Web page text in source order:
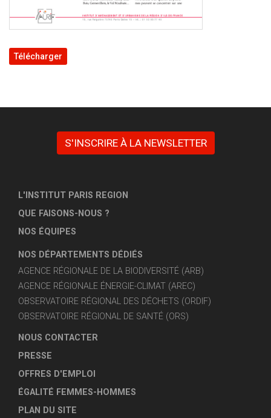
Télécharger
S'INSCRIRE À LA NEWSLETTER
L'INSTITUT PARIS REGION
QUE FAISONS-NOUS ?
NOS ÉQUIPES
NOS DÉPARTEMENTS DÉDIÉS
AGENCE RÉGIONALE DE LA BIODIVERSITÉ (ARB)
AGENCE RÉGIONALE ÉNERGIE-CLIMAT (AREC)
OBSERVATOIRE RÉGIONAL DES DÉCHETS (ORDIF)
OBSERVATOIRE RÉGIONAL DE SANTÉ (ORS)
NOUS CONTACTER
PRESSE
OFFRES D'EMPLOI
ÉGALITÉ FEMMES-HOMMES
PLAN DU SITE